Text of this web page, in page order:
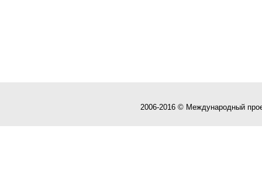
2006-2016 © Международный